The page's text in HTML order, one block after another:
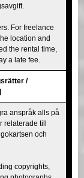
For freelance
location and
the rental time,
a late fee.
/
anspråk alls på
relaterade till
och
copyrights,